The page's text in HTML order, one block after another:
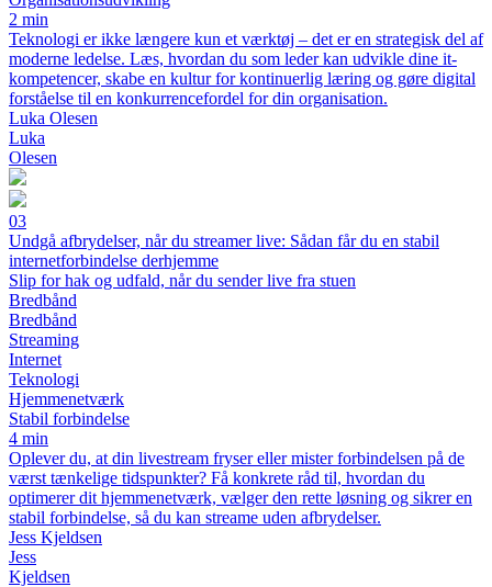
2 min
Teknologi er ikke længere kun et værktøj – det er en strategisk del af
moderne ledelse. Læs, hvordan du som leder kan udvikle dine it-
kompetencer, skabe en kultur for kontinuerlig læring og gøre digital
forståelse til en konkurrencefordel for din organisation.
Luka Olesen
Luka
Olesen
03
Undgå afbrydelser, når du streamer live: Sådan får du en stabil
internetforbindelse derhjemme
Slip for hak og udfald, når du sender live fra stuen
Bredbånd
Bredbånd
Streaming
Internet
Teknologi
Hjemmenetværk
Stabil forbindelse
4 min
Oplever du, at din livestream fryser eller mister forbindelsen på de
værst tænkelige tidspunkter? Få konkrete råd til, hvordan du
optimerer dit hjemmenetværk, vælger den rette løsning og sikrer en
stabil forbindelse, så du kan streame uden afbrydelser.
Jess Kjeldsen
Jess
Kjeldsen